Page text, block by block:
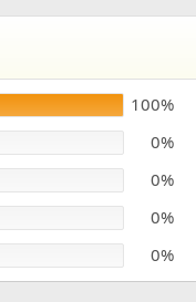
100%
0%
0%
0%
0%